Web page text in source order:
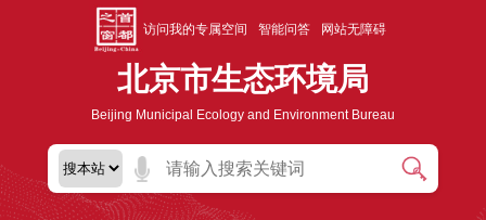
访问我的专属空间 智能问答 网站无障碍
北京市生态环境局
Beijing Municipal Ecology and Environment Bureau